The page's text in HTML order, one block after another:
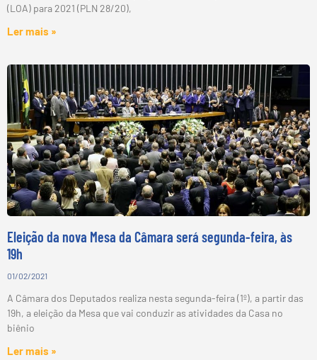
(LOA) para 2021 (PLN 28/20),
Ler mais »
Eleição da nova Mesa da Câmara será segunda-feira, às
19h
01/02/2021
A Câmara dos Deputados realiza nesta segunda-feira (1º), a partir das
19h, a eleição da Mesa que vai conduzir as atividades da Casa no
biênio
Ler mais »